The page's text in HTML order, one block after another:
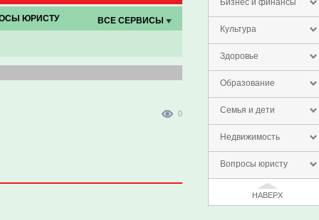
Бизнес и финансы
Культура
Здоровье
Образование
Семья и дети
Недвижимость
Вопросы юристу
НАВЕРХ
ЮРИСТУ ВСЕ СЕРВИСЫ
0